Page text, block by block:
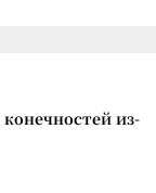
из-